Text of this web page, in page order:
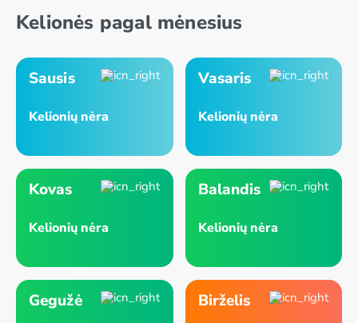
Kelionės pagal mėnesius
Sausis
Kelionių nėra
Vasaris
Kelionių nėra
Kovas
Kelionių nėra
Balandis
Kelionių nėra
Gegužė Birželis